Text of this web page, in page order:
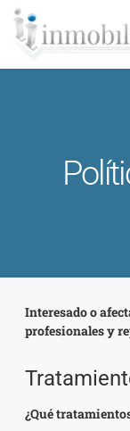
Interesado o
profesionales y
¿Qué